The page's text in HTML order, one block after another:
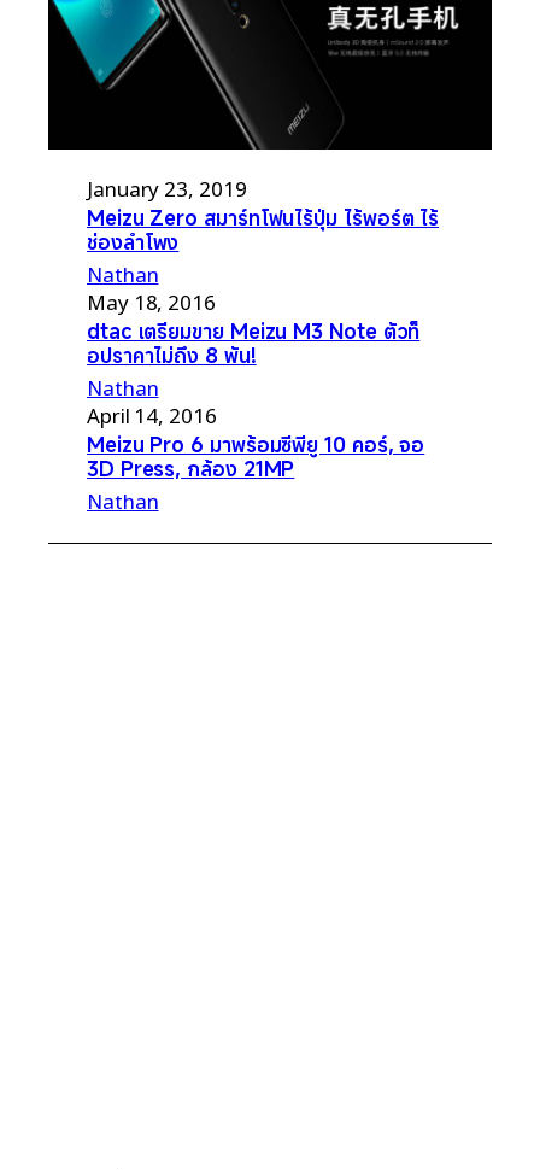
January 23, 2019
Meizu Zero สมาร์ทโฟนไร้ปุ่ม ไร้พอร์ต ไร้
ช่องลำโพง
Nathan
May 18, 2016
dtac เตรียมขาย Meizu M3 Note ตัวท็
อปราคาไม่ถึง 8 พัน!
Nathan
April 14, 2016
Meizu Pro 6 มาพร้อมซีพียู 10 คอร์, จอ
3D Press, กล้อง 21MP
Nathan